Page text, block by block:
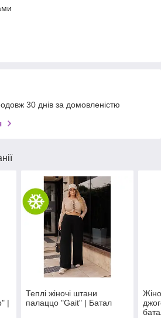
30 днів за домовленістю
|
Теплі жіночі штани
палаццо "Gait" | Батал